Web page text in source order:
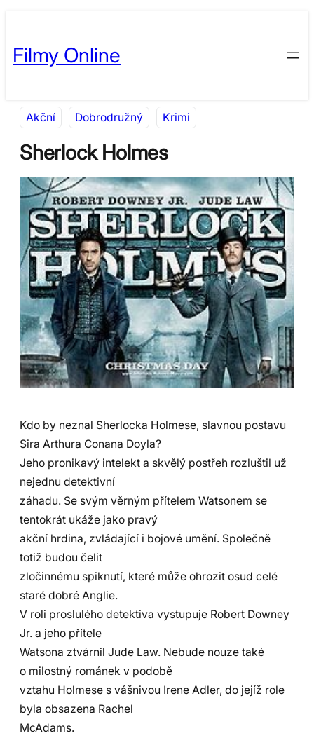
obsah
content
Filmy Online
Akční Dobrodružný Krimi
Sherlock Holmes
Kdo by neznal Sherlocka Holmese, slavnou postavu
Sira Arthura Conana Doyla?
Jeho pronikavý intelekt a skvělý postřeh rozluštil už
nejednu detektivní
záhadu. Se svým věrným přítelem Watsonem se
tentokrát ukáže jako pravý
akční hrdina, zvládající i bojové umění. Společně
totiž budou čelit
zločinnému spiknutí, které může ohrozit osud celé
staré dobré Anglie.
V roli proslulého detektiva vystupuje Robert Downey
Jr. a jeho přítele
Watsona ztvárnil Jude Law. Nebude nouze také
o milostný románek v podobě
vztahu Holmese s vášnivou Irene Adler, do jejíž role
byla obsazena Rachel
McAdams.